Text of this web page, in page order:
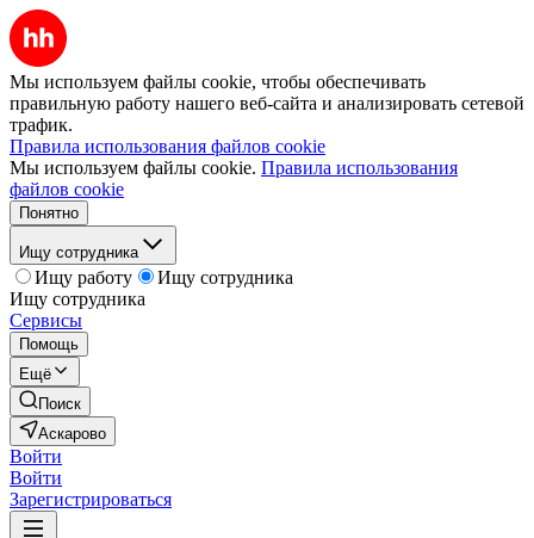
Мы используем файлы cookie, чтобы обеспечивать
правильную работу нашего веб-сайта и анализировать сетевой
трафик.
Правила использования файлов cookie
Мы используем файлы cookie. Правила использования
файлов cookie
Понятно
Ищу сотрудника
Ищу работу
Ищу сотрудника
Ищу сотрудника
Сервисы
Помощь
Ещё
Поиск
Аскарово
Войти
Войти
Зарегистрироваться